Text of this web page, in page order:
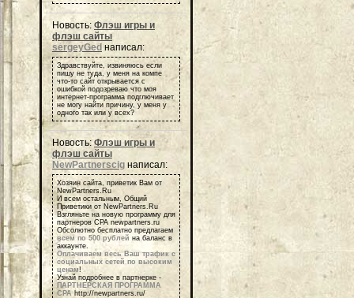
Новость: Флэш игры и
флэш сайты
sergeyGed написал:
Здравствуйте, извиняюсь если
пишу не туда, у меня на компе
что-то сайт открывается с
ошибкой подозреваю что моя
интернет-программа подглючивает
не могу найти причину, у меня у
одного так или у всех?
Новость: Флэш игры и
флэш сайты
NewPartnerscig написал:
Хозяин сайта, приветик Вам от
NewPartners.Ru
И всем остальным, Общий
Приветики от NewPartners.Ru
Взгляньте на новую программу для
партнеров СРА newpartners.ru
Обсолютно бесплатно предлагаем
всем по 500 рублей на баланс в
аккаунте.
Оплачиваем весь Ваш трафик с
социальных сетей по высоким
ценам!
Узнай подробнее в партнерке -
ПАРТНЕРСКАЯ ПРОГРАММА
СРАhttp://newpartners.ru/